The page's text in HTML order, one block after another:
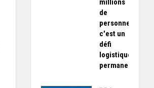
millions
de
personnes,
c'est un
défi
logistique
permanent»